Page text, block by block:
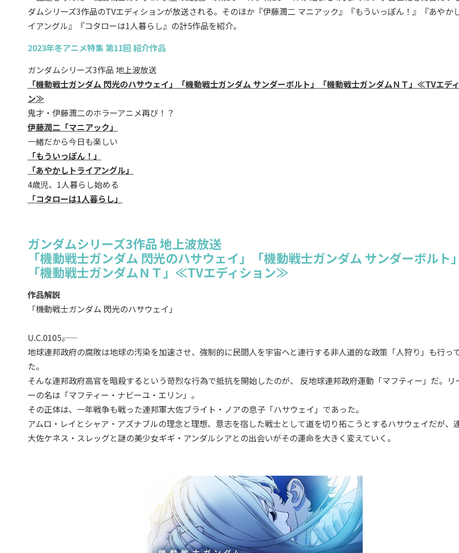
ダムシリーズ3作品のTVエディションが放送される。そのほか『伊藤潤二 マニアック』『もういっぽん！』『あやか
イアングル』『コタローは1人暮らし』の計5作品を紹介。
2023年冬アニメ特集 第11回 紹介作品
ガンダムシリーズ3作品 地上波放送
「機動戦士ガンダム 閃光のハサウェイ」「機動戦士ガンダム サンダーボルト」「機動戦士ガンダムＮＴ」≪TVエデ
ン≫
鬼才・伊藤潤二のホラーアニメ再び！？
伊藤潤二「マニアック」
一緒だから今日も楽しい
「もういっぽん！」
「あやかしトライアングル」
4歳児、1人暮らし始める
「コタローは1人暮らし」
ガンダムシリーズ3作品 地上波放送
「機動戦士ガンダム 閃光のハサウェイ」「機動戦士ガンダム サンダーボルト
「機動戦士ガンダムＮＴ」≪TVエディション≫
作品解説
「機動戦士ガンダム 閃光のハサウェイ」
U.C.0105――。
地球連邦政府の腐敗は地球の汚染を加速させ、強制的に民間人を宇宙へと連行する非人道的な政策「人狩り」も行っ
た。
そんな連邦政府高官を暗殺するという苛烈な行為で抵抗を開始したのが、 反地球連邦政府運動「マフティー」だ。リ
ーの名は「マフティー・ナビーユ・エリン」。
その正体は、一年戦争も戦った連邦軍大佐ブライト・ノアの息子「ハサウェイ」であった。
アムロ・レイとシャア・アズナブルの理念と理想、意志を宿した戦士として道を切り拓こうとするハサウェイだが、
大佐ケネス・スレッグと謎の美少女ギギ・アンダルシアとの出会いがその運命を大きく変えていく。